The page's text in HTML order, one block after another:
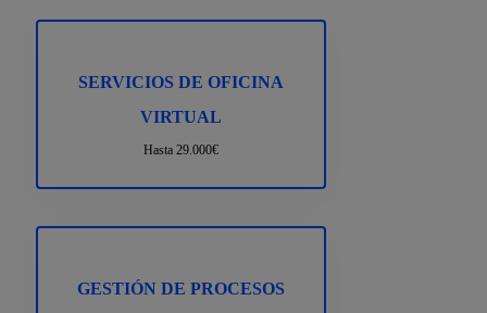
SERVICIOS DE OFICINA
VIRTUAL
Hasta 29.000€
GESTIÓN DE PROCESOS